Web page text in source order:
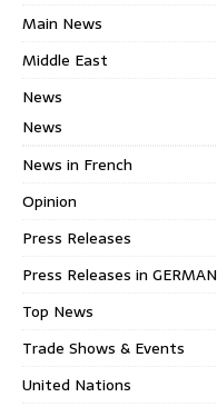
Main News
Middle East
News
News
News in French
Opinion
Press Releases
Press Releases in GERMAN
Top News
Trade Shows & Events
United Nations